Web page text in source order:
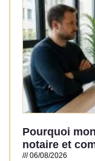
Pourquoi
notaire et
06/08/2026